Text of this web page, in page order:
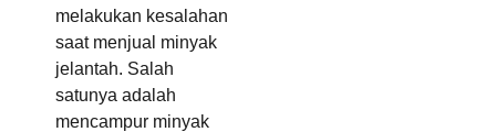
melakukan kesalahan
saat menjual minyak
jelantah. Salah
satunya adalah
mencampur minyak